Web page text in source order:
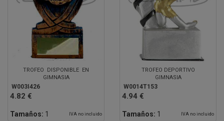
TROFEO DISPONIBLE EN
GIMNASIA
W003I426
4.82 €
Tamaños: 1 IVA no incluido
TROFEO DEPORTIVO
GIMNASIA
W0014T153
4.94 €
Tamaños: 1 IVA no incluido